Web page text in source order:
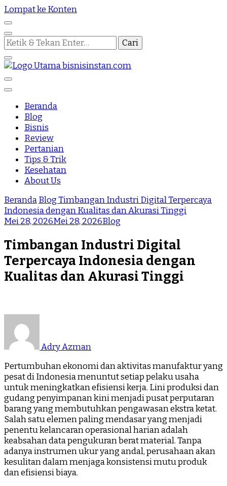
Lompat ke Konten
Mencari
Sesuatu?
Bisnis Instan
Beranda
Blog
Bisnis
Review
Pertanian
Tips & Trik
Kesehatan
About Us
BerandaBlogTimbangan Industri Digital Terpercaya
Indonesia dengan Kualitas dan Akurasi Tinggi
Mei 28, 2026Mei 28, 2026Blog
Timbangan Industri Digital
Terpercaya Indonesia dengan
Kualitas dan Akurasi Tinggi
Adry Azman
Pertumbuhan ekonomi dan aktivitas manufaktur yang
pesat di Indonesia menuntut setiap pelaku usaha
untuk meningkatkan efisiensi kerja. Lini produksi dan
gudang penyimpanan kini menjadi pusat perputaran
barang yang membutuhkan pengawasan ekstra ketat.
Salah satu elemen paling mendasar yang menjadi
penentu kelancaran operasional harian adalah
keabsahan data pengukuran berat material. Tanpa
adanya instrumen ukur yang andal, perusahaan akan
kesulitan dalam menjaga konsistensi mutu produk
dan efisiensi biaya.